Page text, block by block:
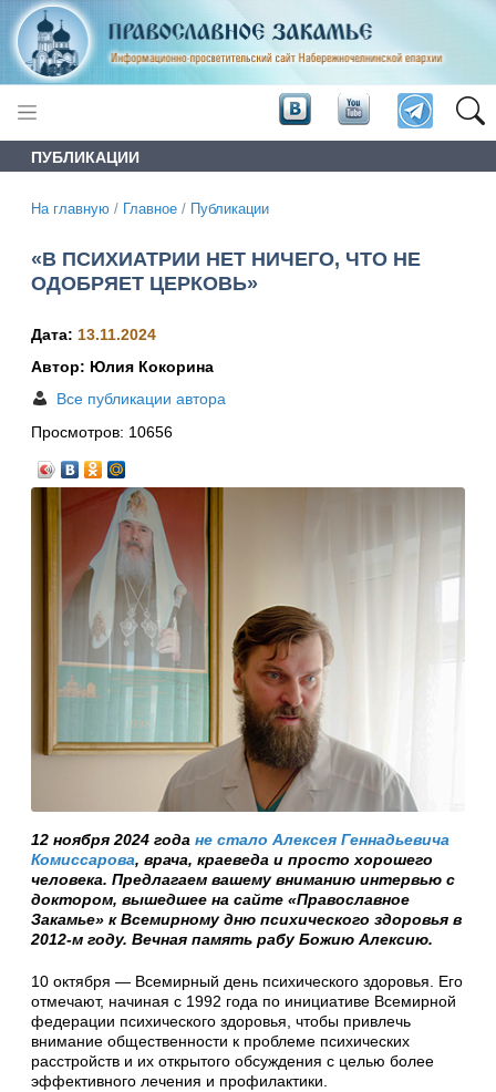
ПУБЛИКАЦИИ
На главную / Главное / Публикации
«В ПСИХИАТРИИ НЕТ НИЧЕГО, ЧТО НЕ
ОДОБРЯЕТ ЦЕРКОВЬ»
Дата: 13.11.2024
Автор: Юлия Кокорина
Все публикации автора
Просмотров: 10656
12 ноября 2024 года не стало Алексея Геннадьевича
Комиссарова, врача, краеведа и просто хорошего
человека. Предлагаем вашему вниманию интервью с
доктором, вышедшее на сайте «Православное
Закамье» к Всемирному дню психического здоровья в
2012-м году. Вечная память рабу Божию Алексию.
10 октября — Всемирный день психического здоровья. Его
отмечают, начиная с 1992 года по инициативе Всемирной
федерации психического здоровья, чтобы привлечь
внимание общественности к проблеме психических
расстройств и их открытого обсуждения с целью более
эффективного лечения и профилактики.